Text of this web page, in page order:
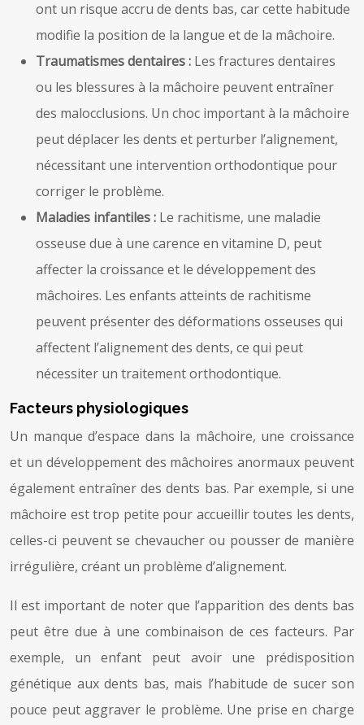
ont un risque accru de dents bas, car cette habitude
modifie la position de la langue et de la mâchoire.
Traumatismes dentaires : Les fractures dentaires
ou les blessures à la mâchoire peuvent entraîner
des malocclusions. Un choc important à la mâchoire
peut déplacer les dents et perturber l’alignement,
nécessitant une intervention orthodontique pour
corriger le problème.
Maladies infantiles : Le rachitisme, une maladie
osseuse due à une carence en vitamine D, peut
affecter la croissance et le développement des
mâchoires. Les enfants atteints de rachitisme
peuvent présenter des déformations osseuses qui
affectent l’alignement des dents, ce qui peut
nécessiter un traitement orthodontique.
Facteurs physiologiques
Un manque d’espace dans la mâchoire, une croissance
et un développement des mâchoires anormaux peuvent
également entraîner des dents bas. Par exemple, si une
mâchoire est trop petite pour accueillir toutes les dents,
celles-ci peuvent se chevaucher ou pousser de manière
irrégulière, créant un problème d’alignement.
Il est important de noter que l’apparition des dents bas
peut être due à une combinaison de ces facteurs. Par
exemple, un enfant peut avoir une prédisposition
génétique aux dents bas, mais l’habitude de sucer son
pouce peut aggraver le problème. Une prise en charge